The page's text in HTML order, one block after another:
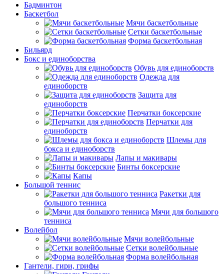
Бадминтон
Баскетбол
Мячи баскетбольные
Сетки баскетбольные
Форма баскетбольная
Бильярд
Бокс и единоборства
Обувь для единоборств
Одежда для
единоборств
Защита для
единоборств
Перчатки боксерские
Перчатки для
единоборств
Шлемы для
бокса и единоборств
Лапы и макивары
Бинты боксерские
Капы
Большой теннис
Ракетки для
большого тенниса
Мячи для большого
тенниса
Волейбол
Мячи волейбольные
Сетки волейбольные
Форма волейбольная
Гантели, гири, грифы